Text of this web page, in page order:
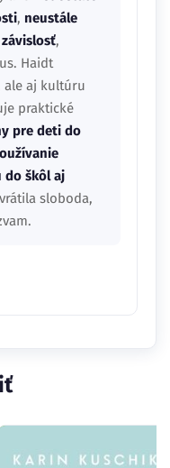
, neustále
,
Haidt
ale aj kultúru
praktické
pre deti do
škôl aj
sloboda,